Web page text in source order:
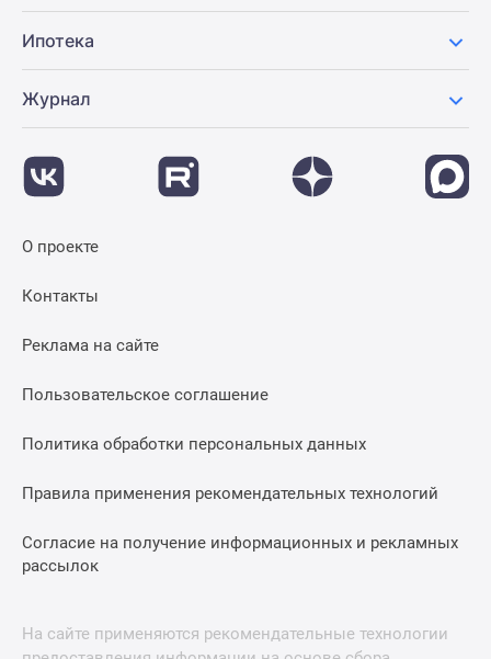
Ипотека
Журнал
О проекте
Контакты
Реклама на сайте
Пользовательское соглашение
Политика обработки персональных данных
Правила применения рекомендательных технологий
Согласие на получение информационных и рекламных
рассылок
На сайте применяются рекомендательные технологии